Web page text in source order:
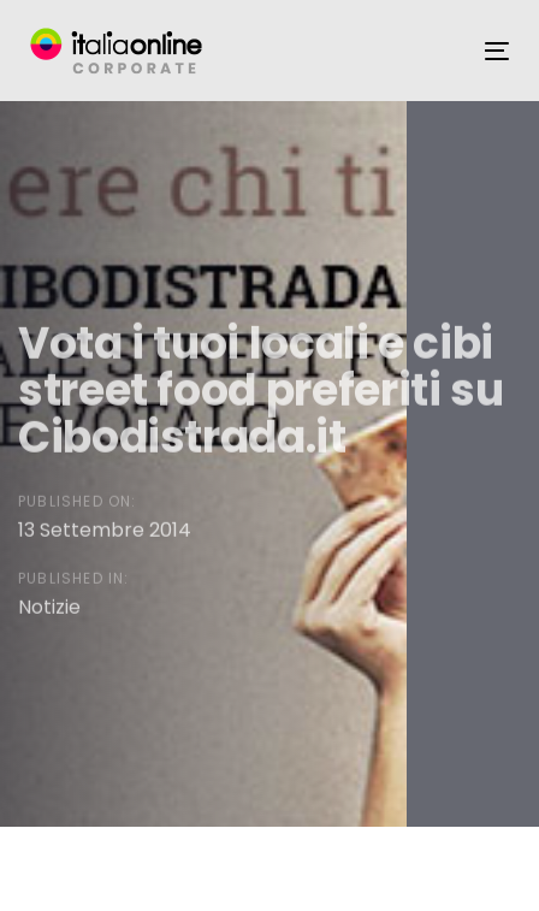
links
content
Vota i tuoi locali e cibi
street food preferiti su
Cibodistrada.it
PUBLISHED ON:
13 Settembre 2014
PUBLISHED IN:
Notizie